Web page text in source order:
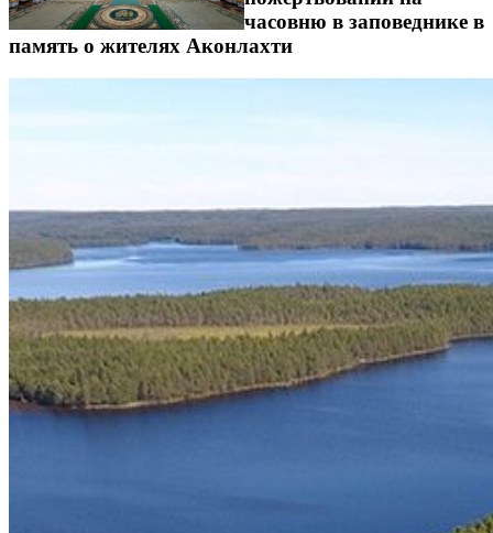
часовню в заповеднике в
память о жителях Аконлахти